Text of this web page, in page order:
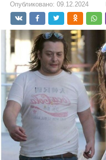
Опубликовано: 09.12.2024